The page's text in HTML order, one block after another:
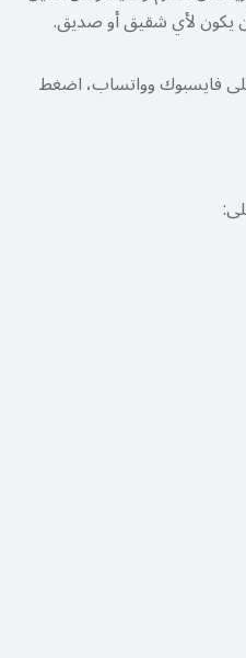
أن يكون لأي شقيق أو صديق.
فايسبوك وواتساب، اضغط